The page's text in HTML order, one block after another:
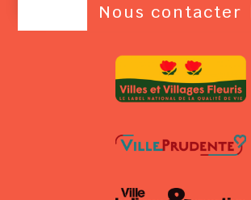
Nous contacter